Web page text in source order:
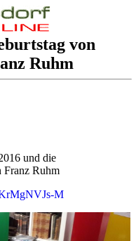
von
Ruhm
und die
Franz Ruhm
M